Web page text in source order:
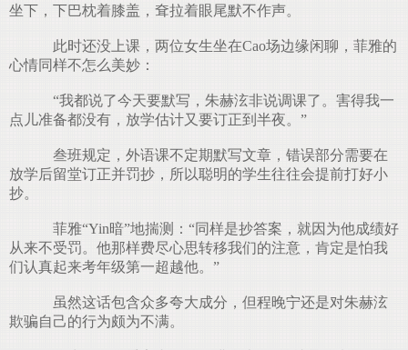
坐下，下巴枕着膝盖，耷拉着眼尾默不作声。
此时还没上课，两位女生坐在Cao场边缘闲聊，菲雅的
心情同样不怎么美妙：
“我都说了今天要默写，朱赫泫非说调课了。害得我一
点儿准备都没有，放学估计又要订正到半夜。”
叁班规定，外语课不定期默写文章，错误部分需要在
放学后留堂订正并罚抄，所以聪明的学生往往会提前打好小
抄。
菲雅“Yin暗”地揣测：“同样是抄答案，就因为他成绩好
从来不受罚。他那样费尽心思转移我们的注意，肯定是怕我
们认真起来考年级第一超越他。”
虽然这话包含众多夸大成分，但程晚宁还是对朱赫泫
欺骗自己的行为颇为不满。